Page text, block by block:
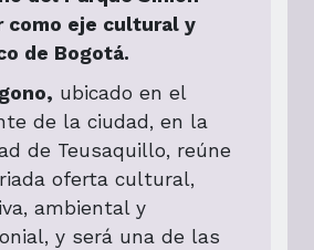
como eje cultural y
de Bogotá.
ubicado en el
de la ciudad, en la
de Teusaquillo, reúne
oferta cultural,
ambiental y
y será una de las